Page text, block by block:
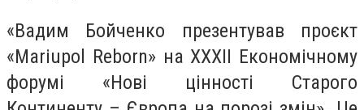
«Вадим Бойченко презентував проєкт
«Mariupol Reborn» на XXXII Економічному
форумі «Нові цінності Старого